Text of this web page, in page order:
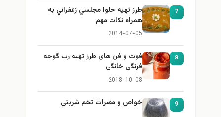
7
طرز تهيه حلوا مجلسي زعفراني به
همراه نكات مهم
2014-07-05
8
فوت و فن های طرز تهیه رب گوجه
فرنگی خانگی
2018-10-08
9 خواص و مضرات تخم شربتي